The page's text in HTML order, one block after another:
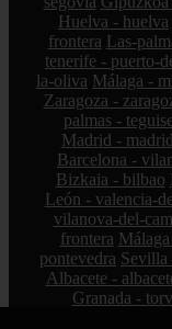
Huelva - huelva
frontera Las-
tenerife - puerto-
la-oliva Málaga -
Zaragoza -
palmas - teguise
Madrid - madrid
Barcelona -
Bizkaia - bilbao
León - valencia-
vilanova-del-
frontera
pontevedra Sevilla
Albacete -
Granada -